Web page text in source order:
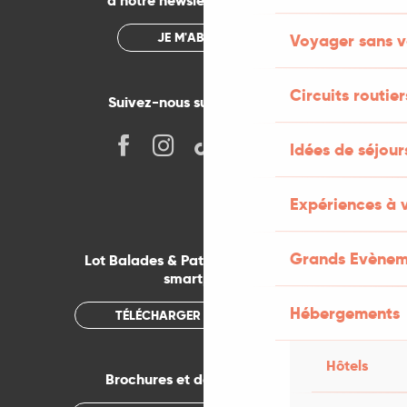
Voyager sans
Circuits
Idées de
Expériences à
Grands
Hébergements
Hôtels
JE M'ABONNE
Suivez-nous sur les réseaux !
Lot Balades & Patrimoines sur votre
smartphone
TÉLÉCHARGER L'APPLICATION
Brochures et documentations